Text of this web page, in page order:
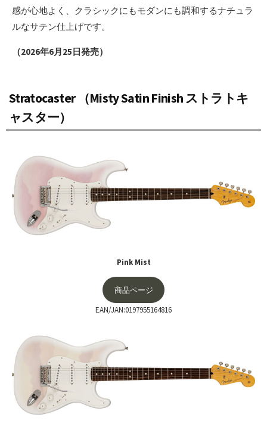
感が心地よく、クラシックにもモダンにも調和するナチュラ
ルなサテン仕上げです。
（2026年6月25日発売）
Stratocaster （Misty Satin Finish ストラトキ
ャスター）
Pink Mist
商品ページ
EAN/JAN:0197955164816